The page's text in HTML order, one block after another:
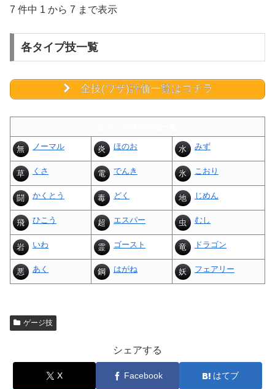
7 件中 1 から 7 まで表示
各タイプ技一覧
全技(ワザ)評価一覧はコチラ
無 ノーマル 炎 ほのお 水 みず
草 くさ 電 でんき 氷 こおり
闘 かくとう 毒 どく 地 じめん
飛 ひこう 超 エスパー 虫 むし
岩 いわ 霊 ゴースト 竜 ドラゴン
悪 あく 鋼 はがね 妖 フェアリー
ゲージ技
シェアする
X Facebook はてブ